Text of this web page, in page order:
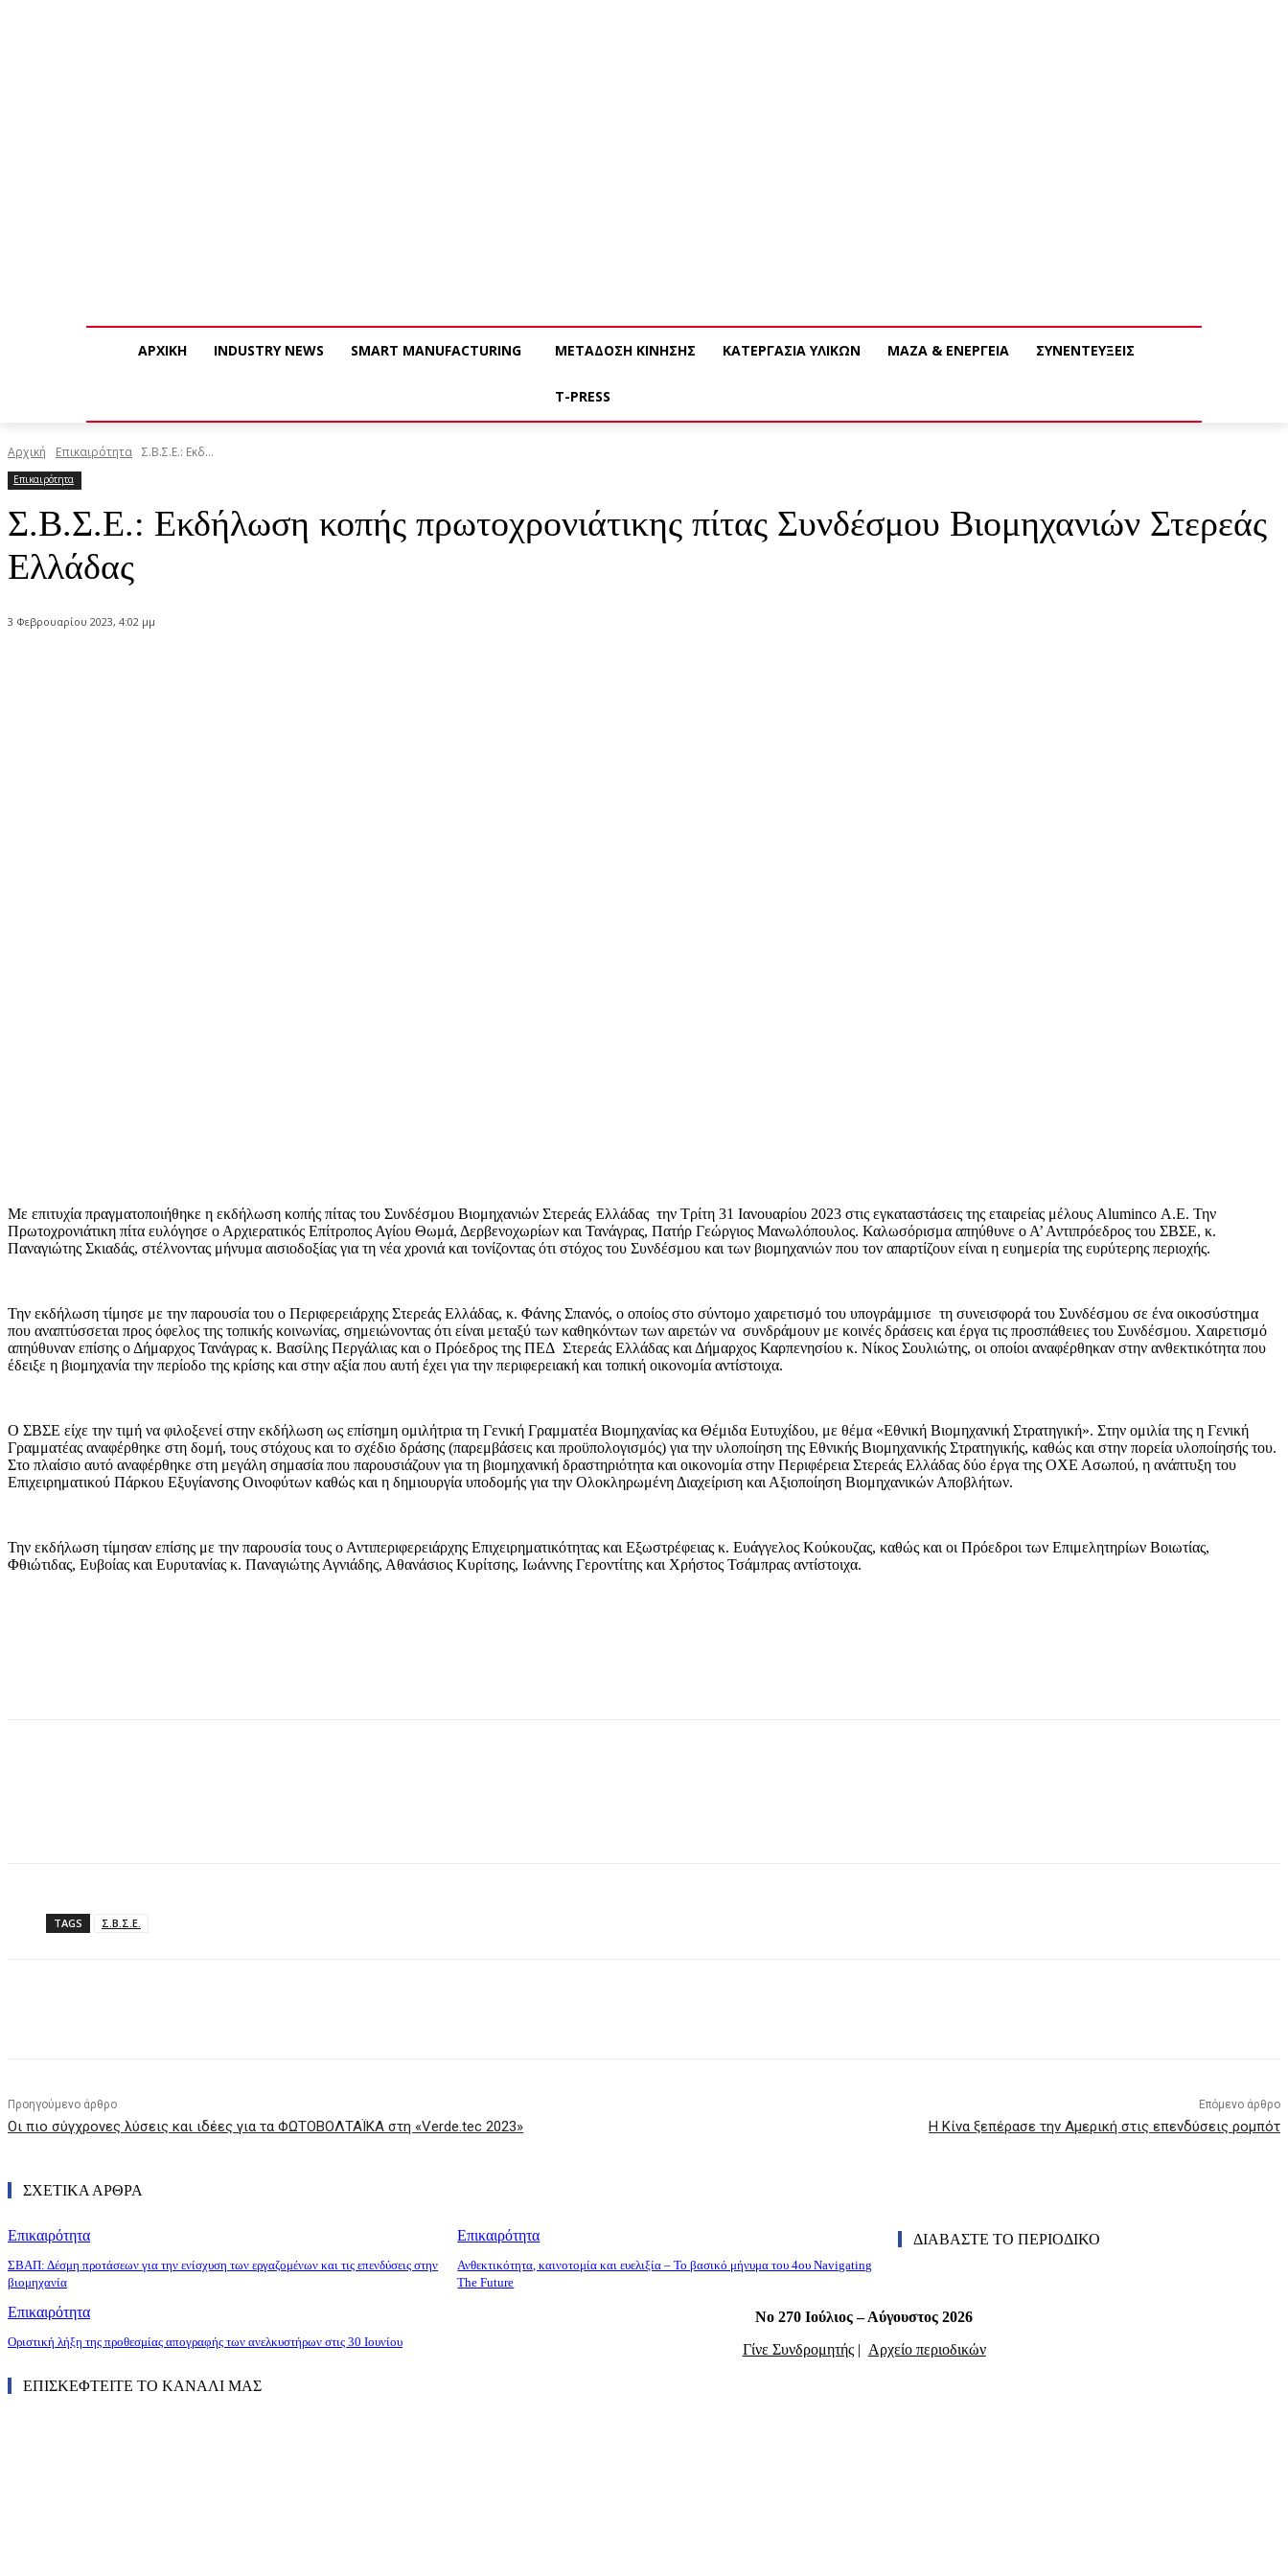
ΑΡΧΙΚΗ INDUSTRY NEWS SMART MANUFACTURING ΜΕΤΑΔΟΣΗ ΚΙΝΗΣΗΣ ΚΑΤΕΡΓΑΣΙΑ ΥΛΙΚΩΝ ΜΑΖΑ & ΕΝΕΡΓΕΙΑ ΣΥΝΕΝΤΕΥΞΕΙΣ
T-PRESS
Αρχική Επικαιρότητα Σ.Β.Σ.Ε.: Εκδ...
Επικαιρότητα
Σ.Β.Σ.Ε.: Εκδήλωση κοπής πρωτοχρονιάτικης πίτας Συνδέσμου Βιομηχανιών Στερεάς
Ελλάδας
3 Φεβρουαρίου 2023, 4:02 μμ
Με επιτυχία πραγματοποιήθηκε η εκδήλωση κοπής πίτας του Συνδέσμου Βιομηχανιών Στερεάς Ελλάδας την Τρίτη 31 Ιανουαρίου 2023 στις εγκαταστάσεις της εταιρείας μέλους Aluminco Α.Ε. Την
Πρωτοχρονιάτικη πίτα ευλόγησε ο Αρχιερατικός Επίτροπος Αγίου Θωμά, Δερβενοχωρίων και Τανάγρας, Πατήρ Γεώργιος Μανωλόπουλος. Καλωσόρισμα απηύθυνε ο Α’ Αντιπρόεδρος του ΣΒΣΕ, κ.
Παναγιώτης Σκιαδάς, στέλνοντας μήνυμα αισιοδοξίας για τη νέα χρονιά και τονίζοντας ότι στόχος του Συνδέσμου και των βιομηχανιών που τον απαρτίζουν είναι η ευημερία της ευρύτερης περιοχής.
Την εκδήλωση τίμησε με την παρουσία του ο Περιφερειάρχης Στερεάς Ελλάδας, κ. Φάνης Σπανός, o οποίος στο σύντομο χαιρετισμό του υπογράμμισε τη συνεισφορά του Συνδέσμου σε ένα οικοσύστημα
που αναπτύσσεται προς όφελος της τοπικής κοινωνίας, σημειώνοντας ότι είναι μεταξύ των καθηκόντων των αιρετών να συνδράμουν με κοινές δράσεις και έργα τις προσπάθειες του Συνδέσμου. Χαιρετισμό
απηύθυναν επίσης ο Δήμαρχος Τανάγρας κ. Βασίλης Περγάλιας και ο Πρόεδρος της ΠΕΔ Στερεάς Ελλάδας και Δήμαρχος Καρπενησίου κ. Νίκος Σουλιώτης, οι οποίοι αναφέρθηκαν στην ανθεκτικότητα που
έδειξε η βιομηχανία την περίοδο της κρίσης και στην αξία που αυτή έχει για την περιφερειακή και τοπική οικονομία αντίστοιχα.
Ο ΣΒΣΕ είχε την τιμή να φιλοξενεί στην εκδήλωση ως επίσημη ομιλήτρια τη Γενική Γραμματέα Βιομηχανίας κα Θέμιδα Ευτυχίδου, με θέμα «Εθνική Βιομηχανική Στρατηγική». Στην ομιλία της η Γενική
Γραμματέας αναφέρθηκε στη δομή, τους στόχους και το σχέδιο δράσης (παρεμβάσεις και προϋπολογισμός) για την υλοποίηση της Εθνικής Βιομηχανικής Στρατηγικής, καθώς και στην πορεία υλοποίησής του.
Στο πλαίσιο αυτό αναφέρθηκε στη μεγάλη σημασία που παρουσιάζουν για τη βιομηχανική δραστηριότητα και οικονομία στην Περιφέρεια Στερεάς Ελλάδας δύο έργα της ΟΧΕ Ασωπού, η ανάπτυξη του
Επιχειρηματικού Πάρκου Εξυγίανσης Οινοφύτων καθώς και η δημιουργία υποδομής για την Ολοκληρωμένη Διαχείριση και Αξιοποίηση Βιομηχανικών Αποβλήτων.
Την εκδήλωση τίμησαν επίσης με την παρουσία τους ο Αντιπεριφερειάρχης Επιχειρηματικότητας και Εξωστρέφειας κ. Ευάγγελος Κούκουζας, καθώς και οι Πρόεδροι των Επιμελητηρίων Βοιωτίας,
Φθιώτιδας, Ευβοίας και Ευρυτανίας κ. Παναγιώτης Αγνιάδης, Αθανάσιος Κυρίτσης, Ιωάννης Γεροντίτης και Χρήστος Τσάμπρας αντίστοιχα.
TAGS Σ.Β.Σ.Ε.
Προηγούμενο άρθρο
Οι πιο σύγχρονες λύσεις και ιδέες για τα ΦΩΤΟΒΟΛΤΑΪΚΑ στη «Verde.tec 2023»
Επόμενο άρθρο
Η Κίνα ξεπέρασε την Αμερική στις επενδύσεις ρομπότ
ΣΧΕΤΙΚΑ ΑΡΘΡΑ
Επικαιρότητα
ΣΒΑΠ: Δέσμη προτάσεων για την ενίσχυση των εργαζομένων και τις επενδύσεις στην
βιομηχανία
Επικαιρότητα
Ανθεκτικότητα, καινοτομία και ευελιξία – Το βασικό μήνυμα του 4ου Navigating
The Future
Επικαιρότητα
Οριστική λήξη της προθεσμίας απογραφής των ανελκυστήρων στις 30 Ιουνίου
ΔΙΑΒΑΣΤΕ ΤΟ ΠΕΡΙΟΔΙΚΟ
Νο 270 Ιούλιος – Αύγουστος 2026
Γίνε Συνδρομητής| Αρχείο περιοδικών
ΕΠΙΣΚΕΦΤΕΙΤΕ ΤΟ ΚΑΝΑΛΙ ΜΑΣ